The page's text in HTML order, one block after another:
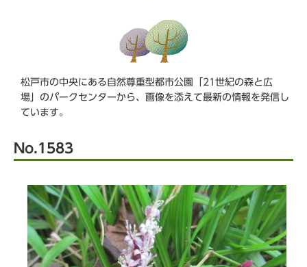
松戸市の中央にある自然尊重型都市公園「21世紀の森と広
場」のパークセンターから、画像を添えて最新の情報を発信し
ています。
No.1583